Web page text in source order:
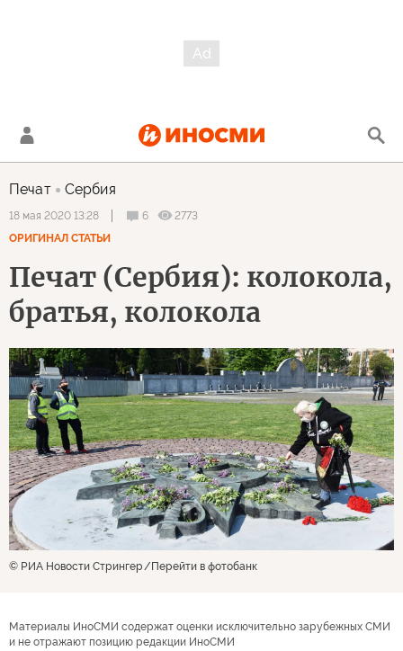
Печат Сербия
18 мая 2020 13:28 6
2773
ОРИГИНАЛ СТАТЬИ
Печат (Сербия): колокола,
братья, колокола
© РИА Новости Стрингер Перейти в фотобанк
Материалы ИноСМИ содержат оценки исключительно зарубежных СМИ
и не отражают позицию редакции ИноСМИ